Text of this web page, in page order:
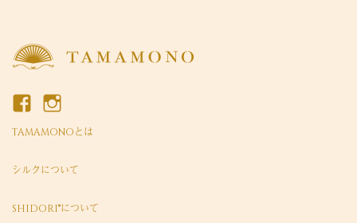
TAMAMONOとは
シルクについて
SHIDORI®について